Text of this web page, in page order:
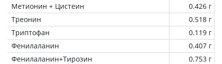
Метионин + Цистеин
0.426 г
Треонин
0.518 г
Триптофан
0.119 г
Фенилаланин
0.407 г
Фенилаланин+Тирозин
0.753 г